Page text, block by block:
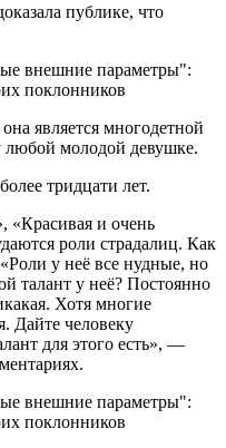
публике, что
является многодетной
молодой девушке.
тридцати лет.
«Красивая и очень
роли страдалиц. Как
у неё все нудные, но
талант у неё? Постоянно
Хотя многие
Дайте человеку
для этого есть», —